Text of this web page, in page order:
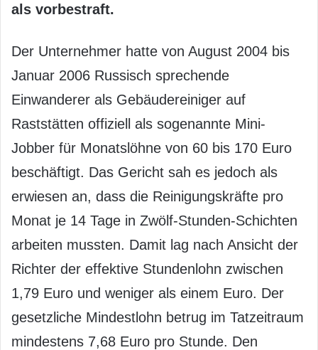
als vorbestraft.
Der Unternehmer hatte von August 2004 bis
Januar 2006 Russisch sprechende
Einwanderer als Gebäudereiniger auf
Raststätten offiziell als sogenannte Mini-
Jobber für Monatslöhne von 60 bis 170 Euro
beschäftigt. Das Gericht sah es jedoch als
erwiesen an, dass die Reinigungskräfte pro
Monat je 14 Tage in Zwölf-Stunden-Schichten
arbeiten mussten. Damit lag nach Ansicht der
Richter der effektive Stundenlohn zwischen
1,79 Euro und weniger als einem Euro. Der
gesetzliche Mindestlohn betrug im Tatzeitraum
mindestens 7,68 Euro pro Stunde. Den